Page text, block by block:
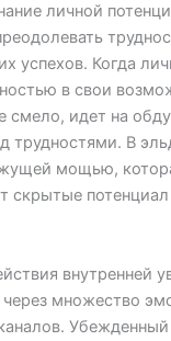
личной
успехов. Когда
в свои
смело, идет на
трудностями. В
мощью,
скрытые
внутренней
через множество